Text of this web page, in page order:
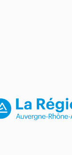
de